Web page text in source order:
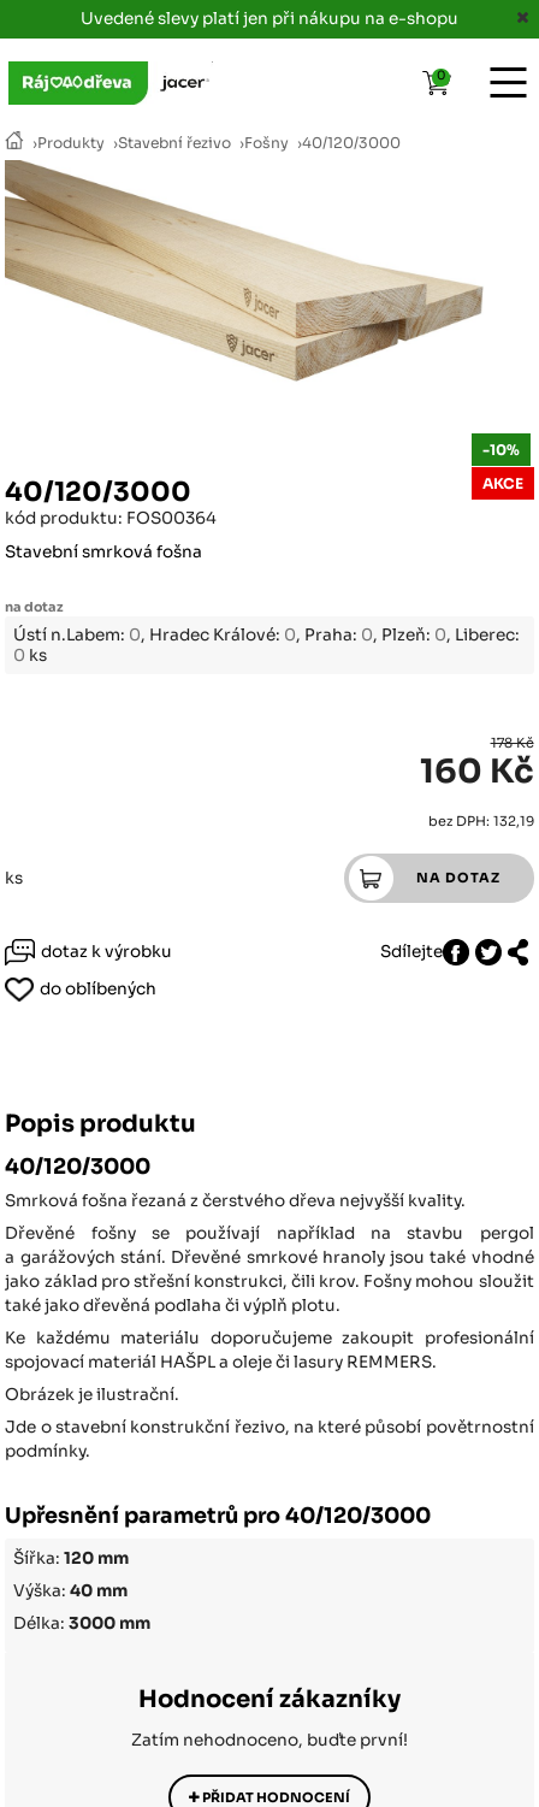
Uvedené slevy platí jen při nákupu na e-shopu
›Produkty ›Stavební řezivo ›Fošny ›40/120/3000
40/120/3000
kód produktu: FOS00364
Stavební smrková fošna
na dotaz
Ústí n.Labem: 0, Hradec Králové: 0, Praha: 0, Plzeň: 0, Liberec:
0 ks
-10%
AKCE
178 Kč
160 Kč
bez DPH: 132,19
ks
dotaz k výrobku
Sdílejte
do oblíbených
Popis produktu
40/120/3000
Smrková fošna řezaná z čerstvého dřeva nejvyšší kvality.
Dřevěné fošny se používají například na stavbu pergol
a garážových stání. Dřevěné smrkové hranoly jsou také vhodné
jako základ pro střešní konstrukci, čili krov. Fošny mohou sloužit
také jako dřevěná podlaha či výplň plotu.
Ke každému materiálu doporučujeme zakoupit profesionální
spojovací materiál HAŠPL a oleje či lasury REMMERS.
Obrázek je ilustrační.
Jde o stavební konstrukční řezivo, na které působí povětrnostní
podmínky.
Upřesnění parametrů pro 40/120/3000
Šířka:120 mm
Výška:40 mm
Délka:3000 mm
Hodnocení zákazníky
Zatím nehodnoceno, buďte první!
PŘIDAT HODNOCENÍ
0